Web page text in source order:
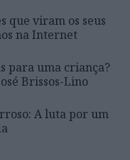
que viram os seus
na Internet
para uma criança?
Brissos-Lino
A luta por um